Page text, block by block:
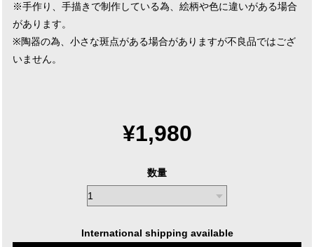
※手作り、手描きで制作している為、絵柄や色に違いがある場合
があります。
※陶器の為、小さな斑点がある場合がありますが不良品ではござ
いません。
¥1,980
数量
International shipping available